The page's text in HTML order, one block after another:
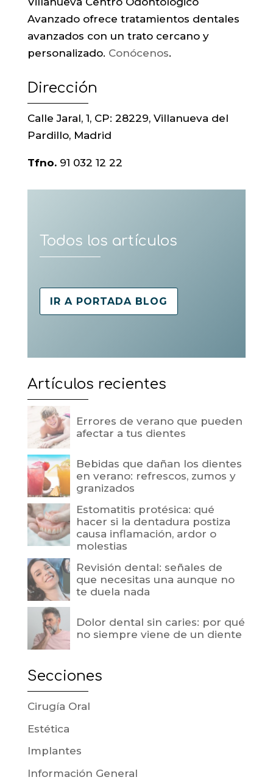
Avanzado ofrece tratamientos dentales
avanzados con un trato cercano y
personalizado. Conócenos.
Dirección
Calle Jaral, 1, CP: 28229, Villanueva del
Pardillo, Madrid
Tfno.91 032 12 22
Todos los artículos
IR A PORTADA BLOG
Artículos recientes
Errores de verano que pueden
afectar a tus dientes
Bebidas que dañan los dientes
en verano: refrescos, zumos y
granizados
Estomatitis protésica: qué
hacer si la dentadura postiza
causa inflamación, ardor o
molestias
Revisión dental: señales de
que necesitas una aunque no
te duela nada
Dolor dental sin caries: por qué
no siempre viene de un diente
Secciones
Cirugía Oral
Estética
Implantes
Información General